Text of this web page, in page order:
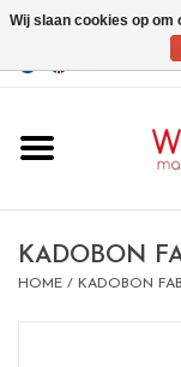
magneetborden
KADOBON
HOME / KADOBON
Wij slaan cookies op om